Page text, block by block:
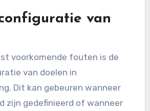
de
fouten
fouten bij conversietracking
onjuiste gegevens en